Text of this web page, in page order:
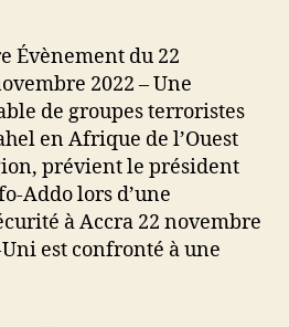
l’Histoire
novembre
Évènement du 22
2022 – Une
de groupes terroristes
en Afrique de l’Ouest
prévient le président
Addo lors d’une
à Accra 22 novembre
est confronté à une